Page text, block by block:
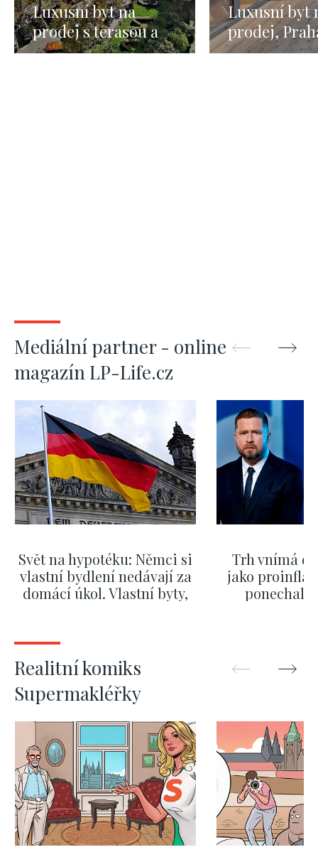
Luxusní byt na
prodej s terasou a
výhledem na Pražský
Luxusní byt
prodej,
Liboc - 154
Mediální partner - online
magazín LP-Life.cz
Svět na hypotéku: Němci si
vlastní bydlení nedávají za
domácí úkol. Vlastní byty,
Trh vnímá
jako
ponechali
Realitní komiks
Supermakléřky